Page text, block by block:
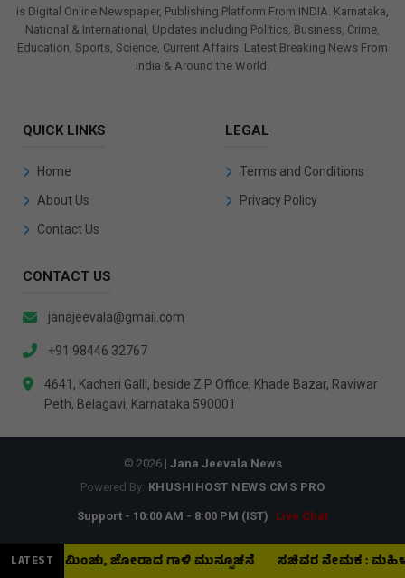
is Digital Online Newspaper, Publishing Platform From INDIA. Karnataka,
National & International, Updates including Politics, Business, Crime,
Education, Sports, Science, Current Affairs. Latest Breaking News From
India & Around the World.
QUICK LINKS
Home
About Us
Contact Us
LEGAL
Terms and Conditions
Privacy Policy
CONTACT US
janajeevala@gmail.com
+91 98446 32767
4641, Kacheri Galli, beside Z P Office, Khade Bazar, Raviwar
Peth, Belagavi, Karnataka 590001
© 2026 | Jana Jeevala News
Powered By: KHUSHIHOST NEWS CMS PRO
Support - 10:00 AM - 8:00 PM (IST) Live Chat
LATEST ಜೋರಾದ ಗಾಳಿ ಮುನ್ಸೂಚನೆ ಸಚಿವರ ನೇಮಕ : ಮಹಿಳಾ